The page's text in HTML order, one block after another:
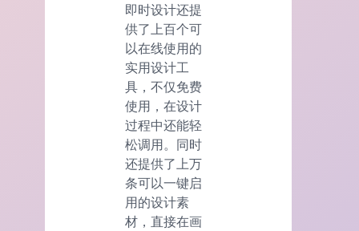
即时设计还提
供了上百个可
以在线使用的
实用设计工
具，不仅免费
使用，在设计
过程中还能轻
松调用。同时
还提供了上万
条可以一键启
用的设计素
材，直接在画